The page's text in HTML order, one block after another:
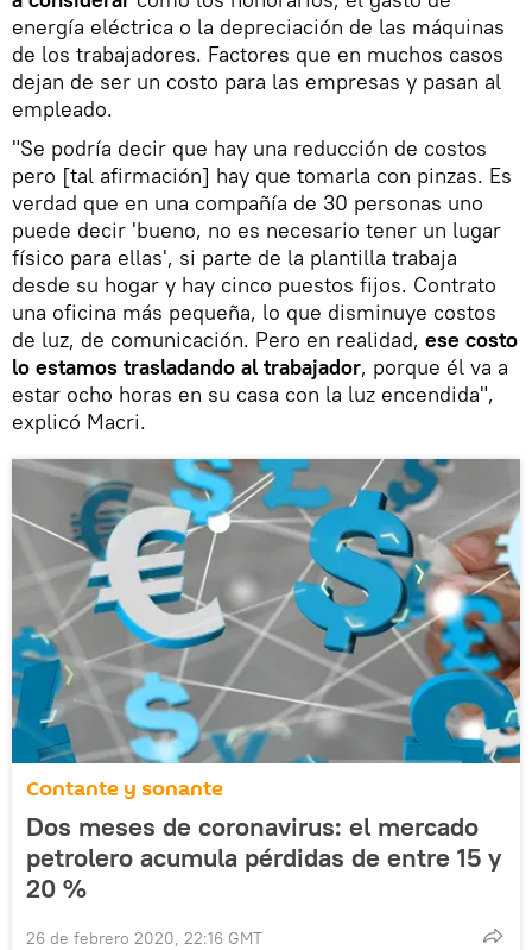
energía eléctrica o la depreciación de las máquinas
de los trabajadores. Factores que en muchos casos
dejan de ser un costo para las empresas y pasan al
empleado.
"Se podría decir que hay una reducción de costos
pero [tal afirmación] hay que tomarla con pinzas. Es
verdad que en una compañía de 30 personas uno
puede decir 'bueno, no es necesario tener un lugar
físico para ellas', si parte de la plantilla trabaja
desde su hogar y hay cinco puestos fijos. Contrato
una oficina más pequeña, lo que disminuye costos
de luz, de comunicación. Pero en realidad, ese costo
lo estamos trasladando al trabajador, porque él va a
estar ocho horas en su casa con la luz encendida",
explicó Macri.
Contante y sonante
Dos meses de coronavirus: el mercado
petrolero acumula pérdidas de entre 15 y
20 %
26 de febrero 2020, 22:16 GMT